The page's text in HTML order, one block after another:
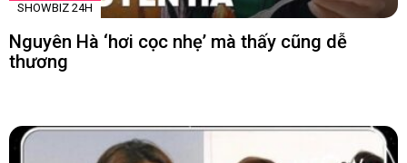
SHOWBIZ 24H
Nguyên Hà ‘hơi cọc nhẹ’ mà thấy cũng dễ
thương